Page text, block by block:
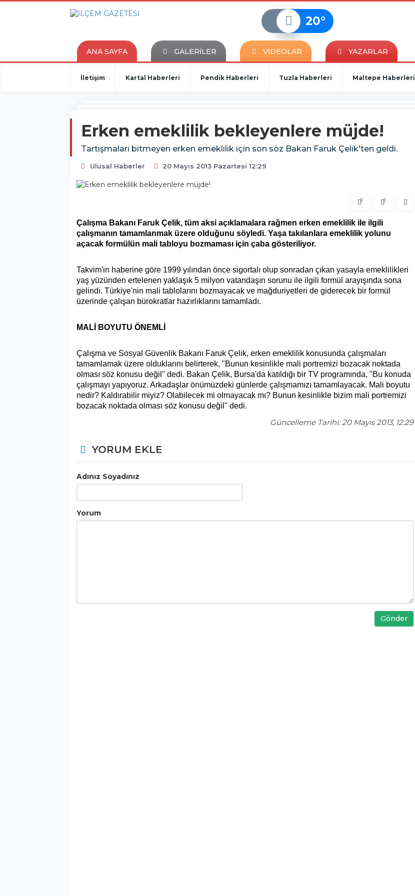
20°
ANA SAYFA GALERİLER VİDEOLAR YAZARLAR
İletişim Kartal Haberleri Pendik Haberleri Tuzla Haberleri Maltepe Haberleri
Erken emeklilik bekleyenlere müjde!
Tartışmaları bitmeyen erken emeklilik için son söz Bakan Faruk Çelik'ten geldi.
Ulusal Haberler 20 Mayıs 2013 Pazartesi 12:29
Çalışma Bakanı Faruk Çelik, tüm aksi açıklamalara rağmen erken emeklilik ile ilgili
çalışmanın tamamlanmak üzere olduğunu söyledi. Yaşa takılanlara emeklilik yolunu
açacak formülün mali tabloyu bozmaması için çaba gösteriliyor.
Takvim'in haberine göre 1999 yılından önce sigortalı olup sonradan çıkan yasayla emeklilikleri
yaş yüzünden ertelenen yaklaşık 5 milyon vatandaşın sorunu ile ilgili formül arayışında sona
gelindi. Türkiye'nin mali tablolarını bozmayacak ve mağduriyetleri de giderecek bir formül
üzerinde çalışan bürokratlar hazırlıklarını tamamladı.
MALİ BOYUTU ÖNEMLİ
Çalışma ve Sosyal Güvenlik Bakanı Faruk Çelik, erken emeklilik konusunda çalışmaları
tamamlamak üzere olduklarını belirterek, "Bunun kesinlikle mali portremizi bozacak noktada
olması söz konusu değil" dedi. Bakan Çelik, Bursa'da katıldığı bir TV programında, "Bu konuda
çalışmayı yapıyoruz. Arkadaşlar önümüzdeki günlerde çalışmamızı tamamlayacak. Mali boyutu
nedir? Kaldırabilir miyiz? Olabilecek mi olmayacak mı? Bunun kesinlikle bizim mali portremizi
bozacak noktada olması söz konusu değil" dedi.
Güncelleme Tarihi: 20 Mayıs 2013, 12:29
YORUM EKLE
Adınız Soyadınız
Yorum
Gönder